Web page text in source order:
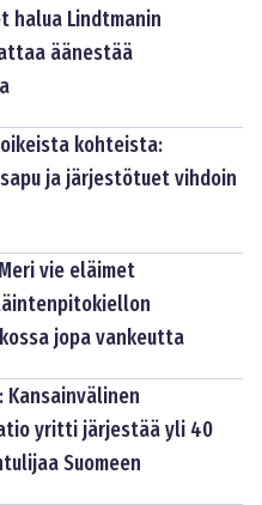
halua Lindtmanin
äänestää
kohteista:
ja järjestötuet vihdoin
vie eläimet
jopa vankeutta
yritti järjestää yli 40
Suomeen